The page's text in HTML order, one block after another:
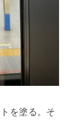
を塗る。そ